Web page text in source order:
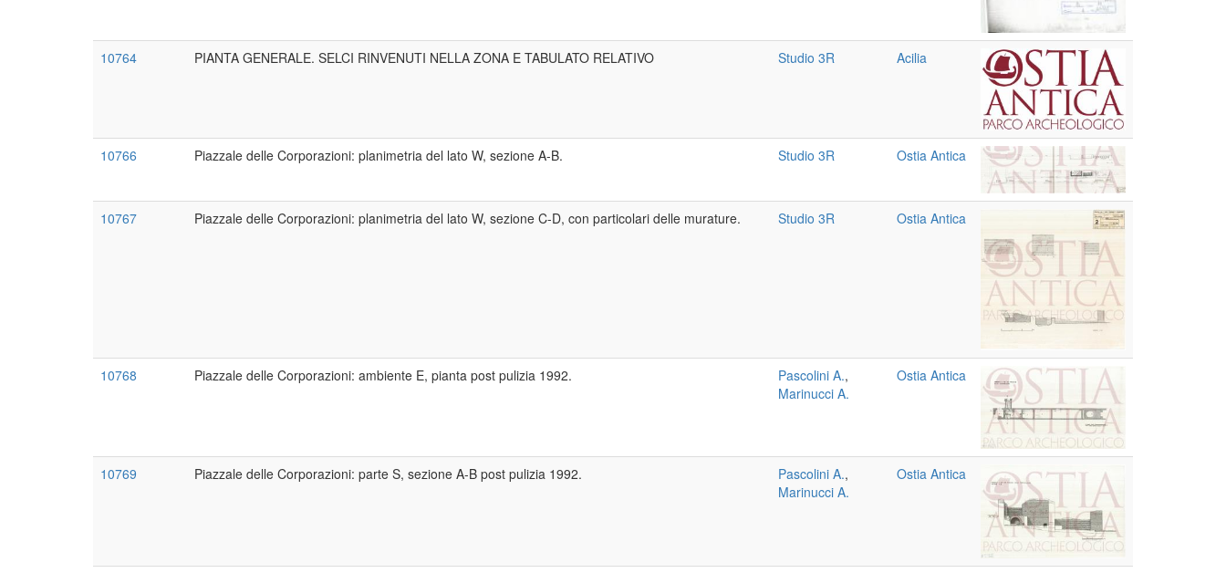
10764 PIANTA GENERALE. SELCI RINVENUTI NELLA ZONA E TABULATO RELATIVO Studio 3R Acilia
10766 Piazzale delle Corporazioni: planimetria del lato W, sezione A-B. Studio 3R Ostia Antica
10767 Piazzale delle Corporazioni: planimetria del lato W, sezione C-D, con particolari delle murature. Studio 3R Ostia Antica
10768 Piazzale delle Corporazioni: ambiente E, pianta post pulizia 1992. Pascolini A.,
Marinucci A.
Ostia Antica
10769 Piazzale delle Corporazioni: parte S, sezione A-B post pulizia 1992. Pascolini A.,
Marinucci A.
Ostia Antica